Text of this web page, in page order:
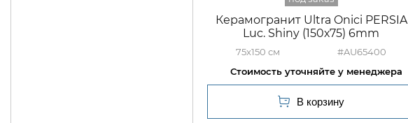
Керамогранит Ultra Onici PERSIA
Luc. Shiny (150х75) 6mm
75x150 #AU65400